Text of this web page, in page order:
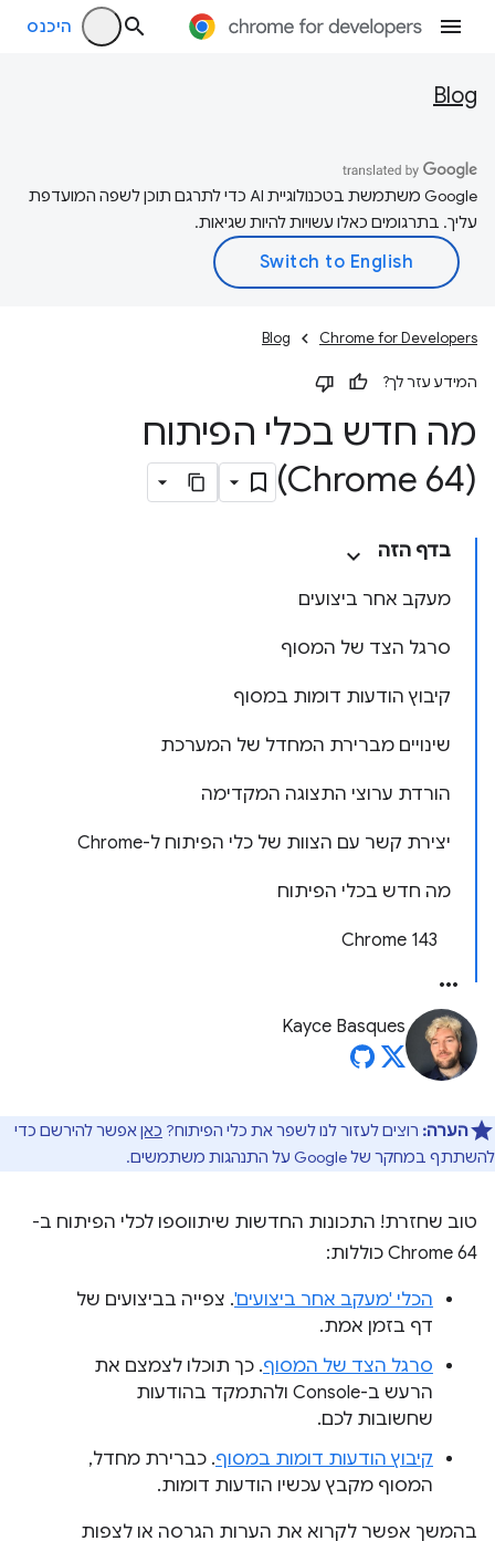
היכנס
Blog
‫Google משתמשת בטכנולוגיית AI כדי לתרגם תוכן לשפה המועדפת
עליך. בתרגומים כאלו עשויות להיות שגיאות.
Chrome for Developers
Blog
המידע עזר לך?
מה חדש בכלי הפיתוח
(Chrome 64)
בדף הזה
מעקב אחר ביצועים
סרגל הצד של המסוף
קיבוץ הודעות דומות במסוף
שינויים מברירת המחדל של המערכת
הורדת ערוצי התצוגה המקדימה
יצירת קשר עם הצוות של כלי הפיתוח ל-Chrome
מה חדש בכלי הפיתוח
Chrome 143
Kayce Basques
הערה: רוצים לעזור לנו לשפר את כלי הפיתוח? כאןאפשר להירשם כדי
להשתתף במחקר של Google על התנהגות משתמשים.
טוב שחזרת! התכונות החדשות שיתווספו לכלי הפיתוח ב-
Chrome 64 כוללות:
הכלי 'מעקב אחר ביצועים'. צפייה בביצועים של
דף בזמן אמת.
סרגל הצד של המסוף. כך תוכלו לצמצם את
הרעש ב-Console ולהתמקד בהודעות
שחשובות לכם.
קיבוץ הודעות דומות במסוף. כברירת מחדל,
המסוף מקבץ עכשיו הודעות דומות.
בהמשך אפשר לקרוא את הערות הגרסה או לצפות